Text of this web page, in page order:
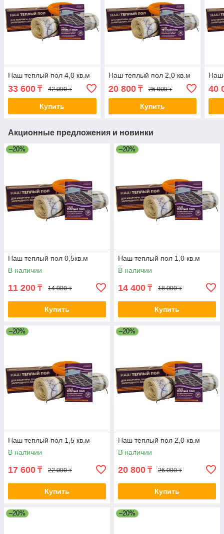
Наш теплый пол 4,0 кв.м
33 600 ₸ 42 000 ₸
Купить
Наш теплый пол 2,0 кв.м
20 800₸ 26 000 ₸
Купить
Наш
40
Акционные предложения и новинки
–20%
Наш теплый пол 0,5кв.м
В наличии
11 200 ₸ 14 000 ₸
Купить
–20%
Наш теплый пол 1,0 кв.м
В наличии
14 400 ₸ 18 000 ₸
Купить
–20%
Наш теплый пол 1,5 кв.м
В наличии
17 600 ₸ 22 000 ₸
Купить
–20%
Наш теплый пол 2,0 кв.м
В наличии
20 800 ₸ 26 000 ₸
Купить
–20% –20%